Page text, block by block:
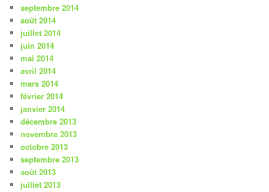
septembre 2014
août 2014
juillet 2014
juin 2014
mai 2014
avril 2014
mars 2014
février 2014
janvier 2014
décembre 2013
novembre 2013
octobre 2013
septembre 2013
août 2013
juillet 2013